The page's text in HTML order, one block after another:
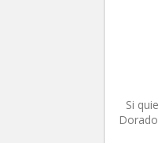
Si